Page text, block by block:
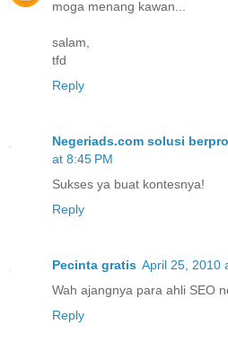
moga menang kawan...
salam,
tfd
Reply
Negeriads.com solusi
at 8:45 PM
Sukses ya buat kontesnya!
Reply
Pecinta gratis April 25, 2010
Wah ajangnya para ahli SEO
Reply